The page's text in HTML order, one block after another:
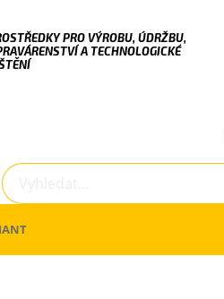
PRO VÝROBU, ÚDRŽBU,
A TECHNOLOGICKÉ